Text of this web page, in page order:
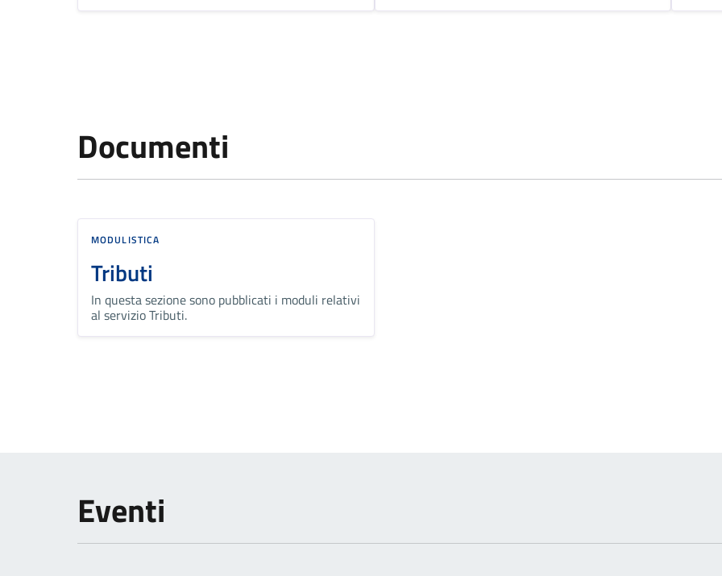
Documenti
MODULISTICA
Tributi
In questa sezione sono pubblicati i moduli relativi
al servizio Tributi.
Eventi